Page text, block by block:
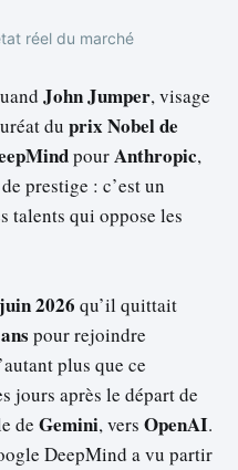
réel du marché
John Jumper, visage
du prix Nobel de
pourAnthropic,
prestige : c’est un
talents qui oppose les
2026 qu’il quittait
pour rejoindre
plus que ce
jours après le départ de
de Gemini, vers OpenAI.
DeepMind a vu partir